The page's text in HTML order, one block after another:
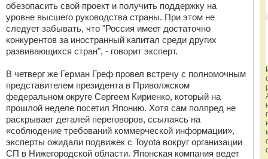
обезопасить свой проект и получить поддержку на
уровне высшего руководства страны. При этом не
следует забывать, что "Россия имеет достаточно
конкурентов за иностранный капитал среди других
развивающихся стран", - говорит эксперт.
В четверг же Герман Греф провел встречу с полномочным
представителем президента в Приволжском
федеральном округе Сергеем Кириенко, который на
прошлой неделе посетил Японию. Хотя сам полпред не
раскрывает деталей переговоров, ссылаясь на
«соблюдение требований коммерческой информации»,
эксперты ожидали подвижек с Toyota вокруг организации
СП в Нижегородской области. Японская компания ведет